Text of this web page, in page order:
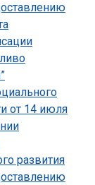
от 14 июля
развития